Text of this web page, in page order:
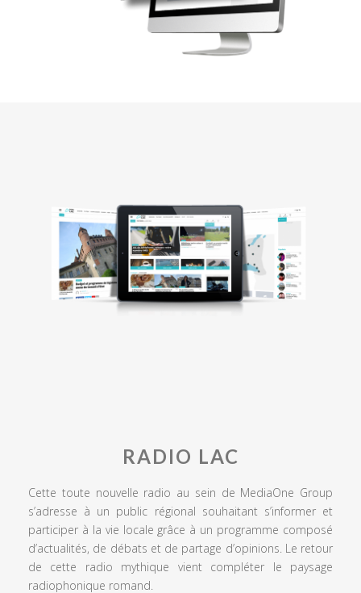
RADIO LAC
Cette toute nouvelle radio au sein de MediaOne Group
s’adresse à un public régional souhaitant s’informer et
participer à la vie locale grâce à un programme composé
d’actualités, de débats et de partage d’opinions. Le retour
de cette radio mythique vient compléter le paysage
radiophonique romand.